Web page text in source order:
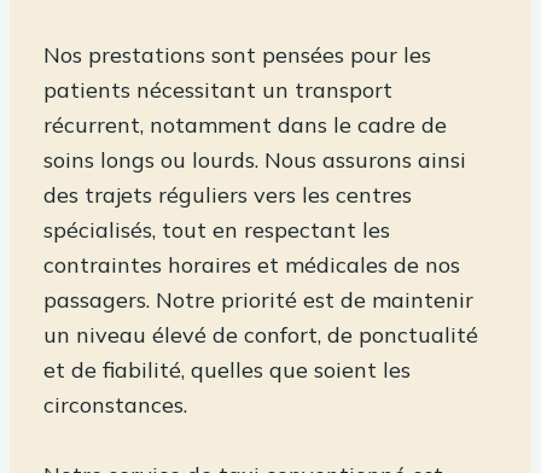
Nos prestations sont pensées pour les
patients nécessitant un transport
récurrent, notamment dans le cadre de
soins longs ou lourds. Nous assurons ainsi
des trajets réguliers vers les centres
spécialisés, tout en respectant les
contraintes horaires et médicales de nos
passagers. Notre priorité est de maintenir
un niveau élevé de confort, de ponctualité
et de fiabilité, quelles que soient les
circonstances.